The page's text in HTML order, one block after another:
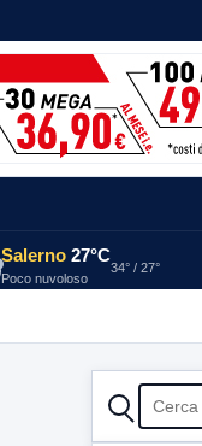
Salerno 27°C
Poco nuvoloso
34° / 27°
CERCA